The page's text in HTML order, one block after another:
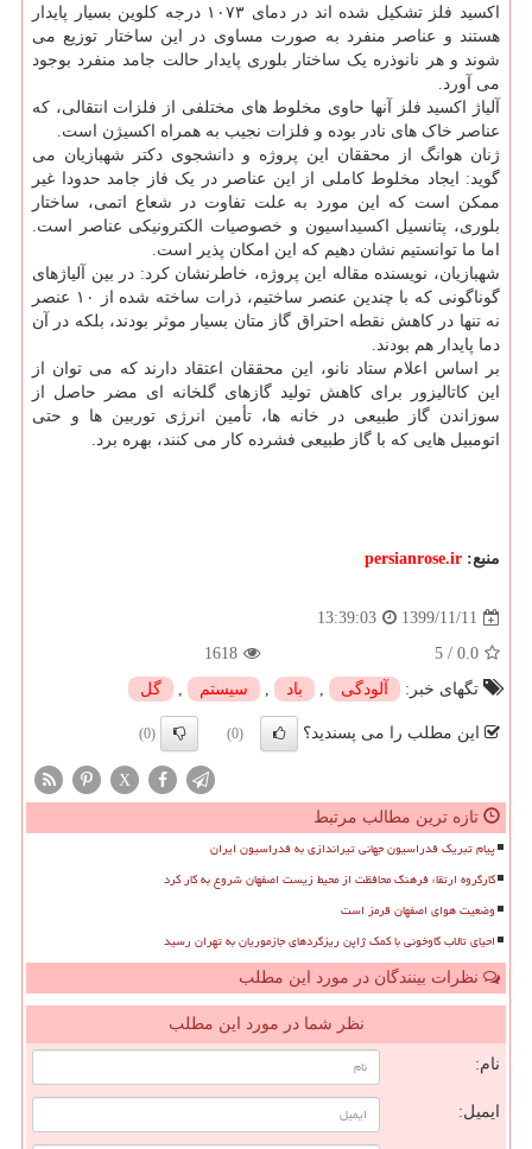
اکسید فلز تشکیل شده اند در دمای ۱۰۷۳ درجه کلوین بسیار پایدار
هستند و عناصر منفرد به صورت مساوی در این ساختار توزیع می
شوند و هر نانوذره یک ساختار بلوری پایدار حالت جامد منفرد بوجود
می آورد.
آلیاژ اکسید فلز آنها حاوی مخلوط های مختلفی از فلزات انتقالی، که
عناصر خاک های نادر بوده و فلزات نجیب به همراه اکسیژن است.
ژنان هوانگ از محققان این پروژه و دانشجوی دکتر شهبازیان می
گوید: ایجاد مخلوط کاملی از این عناصر در یک فاز جامد حدودا غیر
ممکن است که این مورد به علت تفاوت در شعاع اتمی، ساختار
بلوری، پتانسیل اکسیداسیون و خصوصیات الکترونیکی عناصر است.
اما ما توانستیم نشان دهیم که این امکان پذیر است.
شهبازیان، نویسنده مقاله این پروژه، خاطرنشان کرد: در بین آلیاژهای
گوناگونی که با چندین عنصر ساختیم، ذرات ساخته شده از ۱۰ عنصر
نه تنها در کاهش نقطه احتراق گاز متان بسیار موثر بودند، بلکه در آن
دما پایدار هم بودند.
بر اساس اعلام ستاد نانو، این محققان اعتقاد دارند که می توان از
این کاتالیزور برای کاهش تولید گازهای گلخانه ای مضر حاصل از
سوزاندن گاز طبیعی در خانه ها، تأمین انرژی توربین ها و حتی
اتومبیل هایی که با گاز طبیعی فشرده کار می کنند، بهره برد.
منبع: persianrose.ir
1399/11/11
13:39:03
0.0
/
5
1618
تگهای خبر:
آلودگی , باد , سیستم , گل
این مطلب را می پسندید؟ (0)
(0)
X
تازه ترین مطالب مرتبط
پیام تبریک فدراسیون جهانی تیراندازی به فدراسیون ایران
کارگروه ارتقاء فرهنگ محافظت از محیط زیست اصفهان شروع به کار کرد
وضعیت هوای اصفهان قرمز است
احیای تالاب گاوخونی با کمک ژاپن ریزگردهای جازموریان به تهران رسید
نظرات بینندگان در مورد این مطلب
نظر شما در مورد این مطلب
نام:
ایمیل: